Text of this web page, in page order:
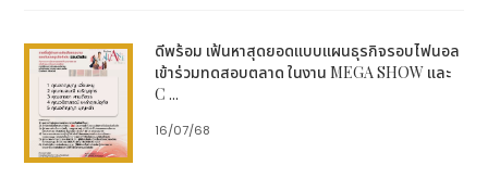
งดงามเป็นเอกลักษณ์และกลุ่มผลิตภัณฑ์และบริการที่หลาก
หลายภายใต้กลยุทธ์ “Beyond Silk”
ดีพร้อม เฟ้นหาสุดยอดแบบแผนธุรกิจรอบไฟนอล
เข้าร่วมทดสอบตลาด ในงาน MEGA SHOW และ
C ...
16/07/68